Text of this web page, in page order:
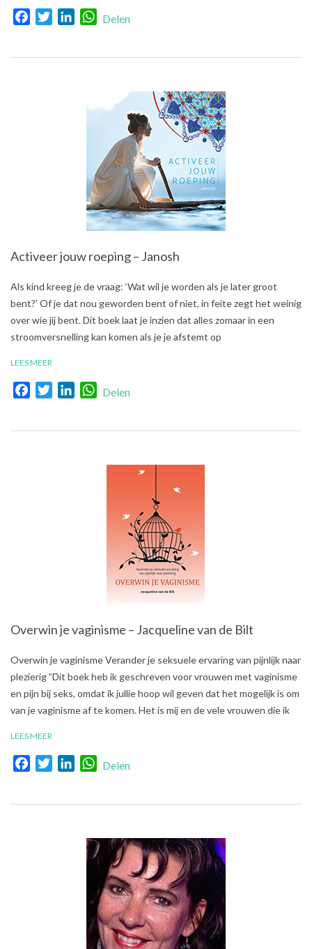
FacebookTwitterLinkedInWhatsApp
Delen
Activeer jouw roeping – Janosh
2018-
08-
Als kind kreeg je de vraag: ‘Wat wil je worden als je later groot
bent?’ Of je dat nou geworden bent of niet, in feite zegt het weinig
over wie jij bent. Dit boek laat je inzien dat alles zomaar in een
stroomversnelling kan komen als je je afstemt op
LEES MEER
FacebookTwitterLinkedInWhatsApp
Delen
Overwin je vaginisme – Jacqueline van de Bilt
2018-
08-
Overwin je vaginisme Verander je seksuele ervaring van pijnlijk naar
plezierig ”Dit boek heb ik geschreven voor vrouwen met vaginisme
en pijn bij seks, omdat ik jullie hoop wil geven dat het mogelijk is om
van je vaginisme af te komen. Het is mij en de vele vrouwen die ik
LEES MEER
FacebookTwitterLinkedInWhatsApp
Delen